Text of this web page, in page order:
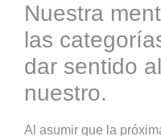
Nuestra
las
dar sentido
nuestro.
Al asumir que la